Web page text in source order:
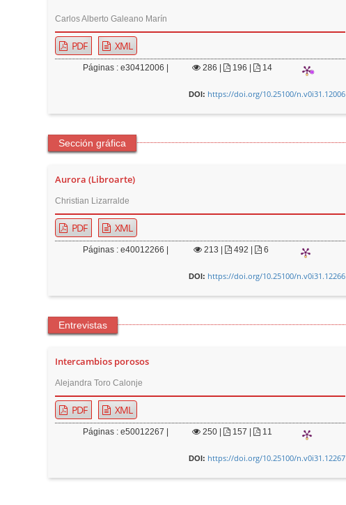
Carlos Alberto Galeano Marín
PDF XML
Páginas : e30412006 | 286 196 | 14
DOI: https://doi.org/10.25100/n.v0i31.12006
Sección gráfica
Aurora (Libroarte)
Christian Lizarralde
PDF XML
Páginas : e40012266 | 213 492 | 6
DOI: https://doi.org/10.25100/n.v0i31.12266
Entrevistas
Intercambios porosos
Alejandra Toro Calonje
PDF XML
Páginas : e50012267 | 250| 157 | 11
DOI: https://doi.org/10.25100/n.v0i31.12267